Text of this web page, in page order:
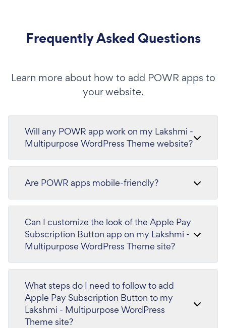
Frequently Asked Questions
Learn more about how to add POWR apps to
your website.
Will any POWR app work on my Lakshmi -
Multipurpose WordPress Theme website?
Are POWR apps mobile-friendly?
Can I customize the look of the Apple Pay
Subscription Button app on my Lakshmi -
Multipurpose WordPress Theme site?
What steps do I need to follow to add
Apple Pay Subscription Button to my
Lakshmi - Multipurpose WordPress
Theme site?